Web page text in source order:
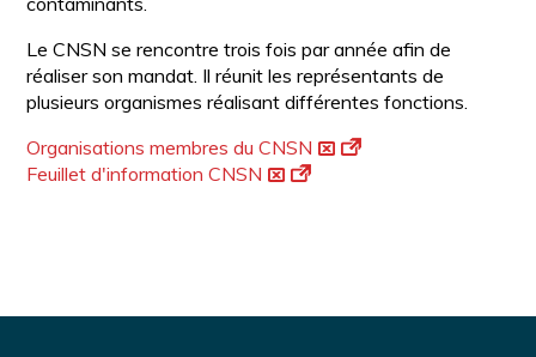
Le CNSN se rencontre trois fois par année afin de
réaliser son mandat. Il réunit les représentants de
plusieurs organismes réalisant différentes fonctions.
Organisations membres du CNSN
Feuillet d'information CNSN